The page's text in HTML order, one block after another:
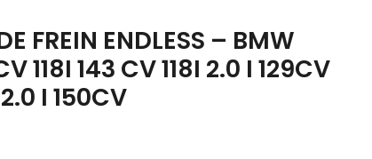
FREIN ENDLESS – BMW
118I 143 CV 118I 2.0 I 129CV
I 150CV